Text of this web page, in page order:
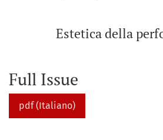
Estetica della
Full Issue
pdf (Italiano)